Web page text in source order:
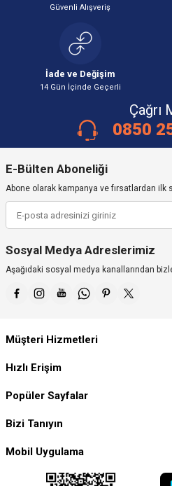
Güvenli Alışveriş
İade ve Değişim
14 Gün İçinde Geçerli
Çağrı
0850
E-Bülten Aboneliği
Abone olarak kampanya ve fırsatlardan ilk
Sosyal Medya Adreslerimiz
Aşağıdaki sosyal medya kanallarından
Müşteri Hizmetleri
Hızlı Erişim
Popüler Sayfalar
Bizi Tanıyın
Mobil Uygulama